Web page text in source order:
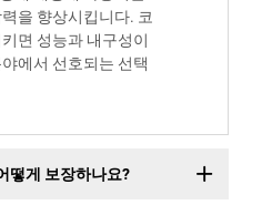
을 향상시킵니다. 코
면 성능과 내구성이
에서 선호되는 선택
떻게 보장하나요?